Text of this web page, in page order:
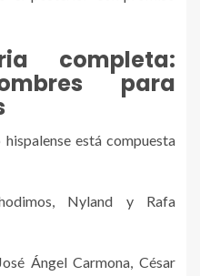
completa:
para
está compuesta
Nyland y Rafa
Ángel Carmona, César